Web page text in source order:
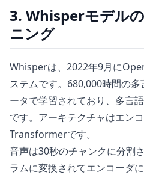
3. Whisperモデル
ニング
Whisperは、2022年9月に
ステムです。680,000時間の
ータで学習されており、多言
です。アーキテクチャはエン
Transformerです。
音声は30秒のチャンクに分割
ラムに変換されてエンコーダに